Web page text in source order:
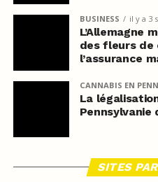
BUSINESS il y a 3
L’Allemagne
des fleurs de
l’assurance
CANNABIS EN
La
Pennsylvanie
SITES